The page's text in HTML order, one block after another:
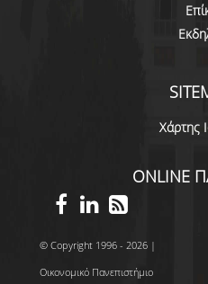
Χάρτης
ONLINE
© Copyright 1996 - 2026 |
Οικονομικό Πανεπιστήμιο